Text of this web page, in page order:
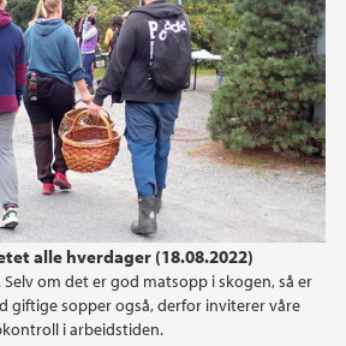
alle hverdager (18.08.2022)
om det er god matsopp i skogen, så er
giftige sopper også, derfor inviterer våre
i arbeidstiden.